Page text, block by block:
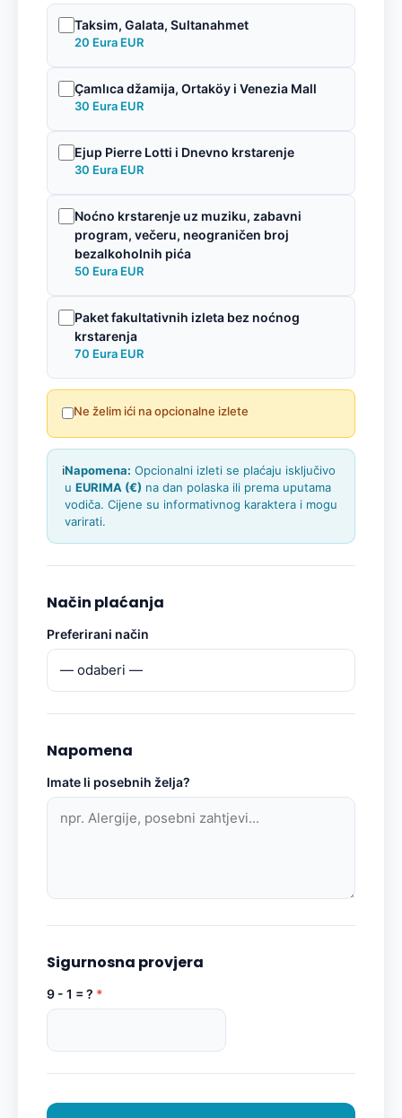
Taksim, Galata, Sultanahmet
20 Eura EUR
Çamlıca džamija, Ortaköy i Venezia Mall
30 Eura EUR
Ejup Pierre Lotti i Dnevno krstarenje
30 Eura EUR
Noćno krstarenje uz muziku, zabavni
program, večeru, neograničen broj
bezalkoholnih pića
50 Eura EUR
Paket fakultativnih izleta bez noćnog
krstarenja
70 Eura EUR
Ne želim ići na opcionalne izlete
ℹ️Napomena: Opcionalni izleti se plaćaju isključivo
u EURIMA (€) na dan polaska ili prema uputama
vodiča. Cijene su informativnog karaktera i mogu
varirati.
Način plaćanja
Preferirani način
Napomena
Imate li posebnih želja?
Sigurnosna provjera
9 - 1 = ? *